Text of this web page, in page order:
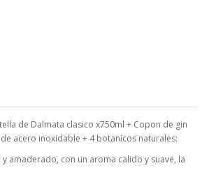
de Dalmata clasico x750ml + Copon de gin
acero inoxidable + 4 botanicos naturales:
y amaderado, con un aroma calido y suave, la